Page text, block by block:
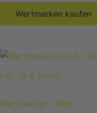
Wertmarken kaufen
inkl. 19 % MwSt.
Wertmarken – Wein